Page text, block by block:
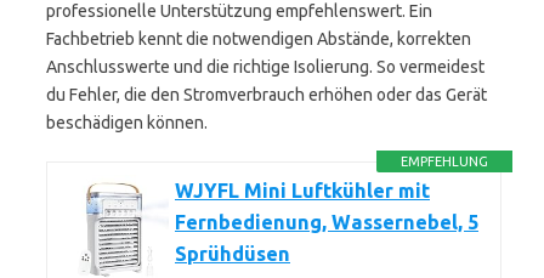
professionelle Unterstützung empfehlenswert. Ein
Fachbetrieb kennt die notwendigen Abstände, korrekten
Anschlusswerte und die richtige Isolierung. So vermeidest
du Fehler, die den Stromverbrauch erhöhen oder das Gerät
beschädigen können.
EMPFEHLUNG
WJYFL Mini Luftkühler mit
Fernbedienung, Wassernebel, 5
Sprühdüsen